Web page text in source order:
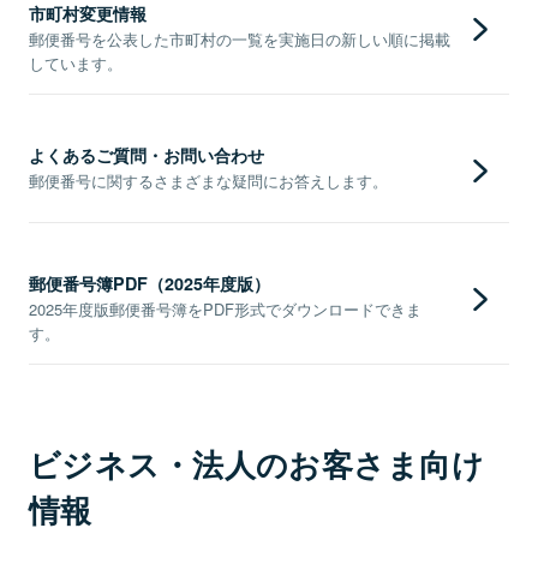
市町村変更情報
郵便番号を公表した市町村の一覧を実施日の新しい順に掲載
しています。
よくあるご質問・お問い合わせ
郵便番号に関するさまざまな疑問にお答えします。
郵便番号簿PDF（2025年度版）
2025年度版郵便番号簿をPDF形式でダウンロードできま
す。
ビジネス・法人のお客さま向け
情報